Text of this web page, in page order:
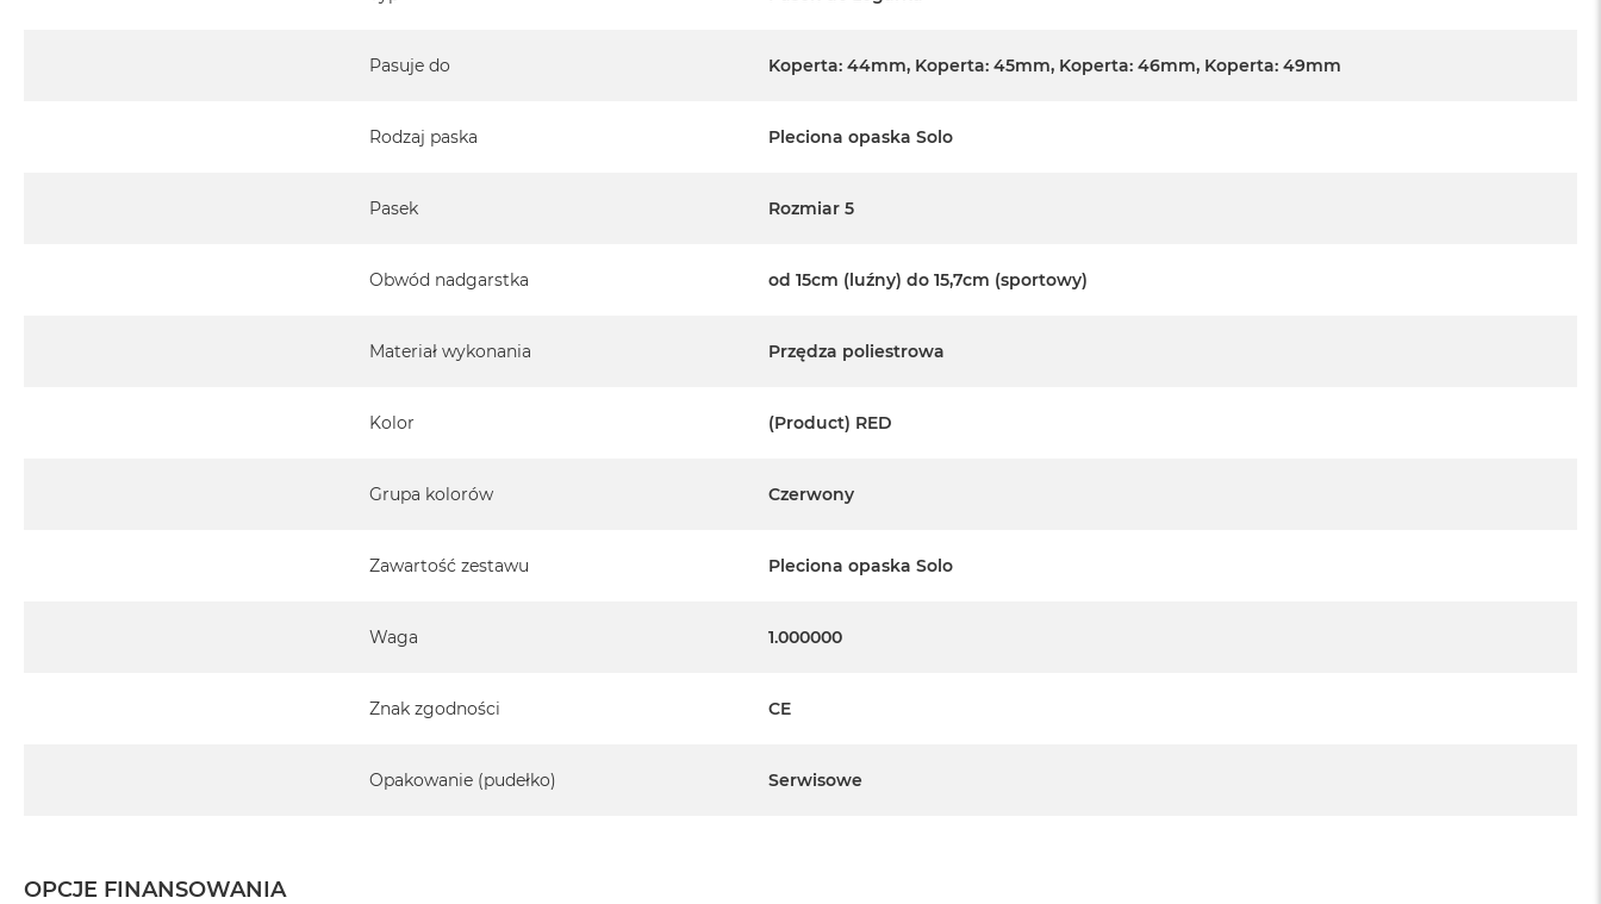
Pasuje do Koperta: 44mm, Koperta: 45mm, Koperta: 46mm, Koperta: 49mm
Rodzaj paska Pleciona opaska Solo
Pasek Rozmiar 5
Obwód nadgarstka od 15cm (luźny) do 15,7cm (sportowy)
Materiał wykonania Przędza poliestrowa
Kolor (Product) RED
Grupa kolorów Czerwony
Zawartość zestawu Pleciona opaska Solo
Waga 1.000000
Znak zgodności CE
Opakowanie (pudełko) Serwisowe
OPCJE FINANSOWANIA